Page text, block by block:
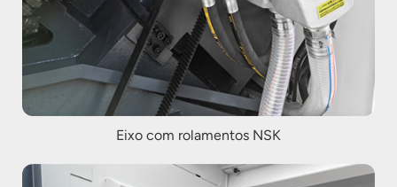
Eixo com rolamentos NSK